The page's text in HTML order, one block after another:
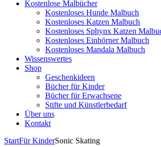
Kostenlose Malbücher
Kostenloses Hunde Malbuch
Kostenloses Katzen Malbuch
Kostenloses Sphynx Katzen
Kostenloses Einhörner Malbuch
Kostenloses Mandala Malbuch
Wissenswertes
Shop
Geschenkideen
Bücher für Kinder
Bücher für Erwachsene
Stifte und Künstlerbedarf
Über uns
Kontakt
StartFür KinderSonic Skating